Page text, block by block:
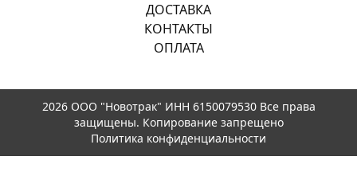
ДОСТАВКА
КОНТАКТЫ
ОПЛАТА
2026 ООО "Новотрак" ИНН 6150079530 Все права
защищены. Копирование запрещено
Политика конфиденциальности